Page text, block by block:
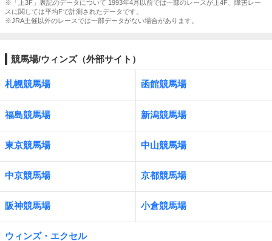
※「上3F」表記のデータについて 1993年4月以前では一部のレースが上4F、障害レー
スに関しては平均Fで計測されたデータです。
※JRA主催以外のレースでは一部データがない場合があります。
競馬場/ウィンズ（外部サイト）
札幌競馬場 函館競馬場
福島競馬場 新潟競馬場
東京競馬場 中山競馬場
中京競馬場 京都競馬場
阪神競馬場 小倉競馬場
ウィンズ・エクセル